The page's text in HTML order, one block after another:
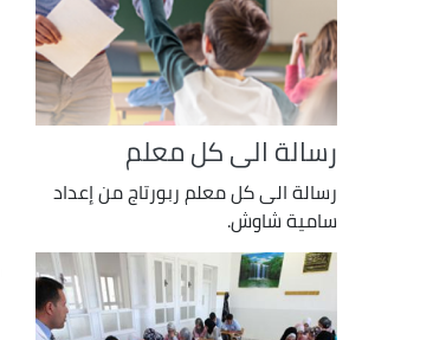
رسالة الى كل معلم
رسالة الى كل معلم ربورتاج من إعداد
سامية شاوش.